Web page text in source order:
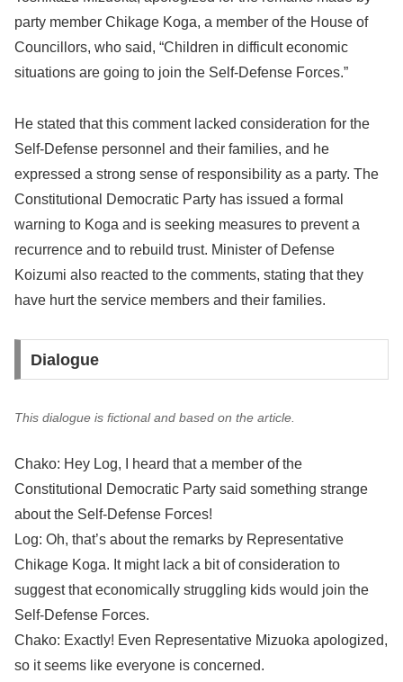
party member Chikage Koga, a member of the House of
Councillors, who said, “Children in difficult economic
situations are going to join the Self-Defense Forces.”
He stated that this comment lacked consideration for the
Self-Defense personnel and their families, and he
expressed a strong sense of responsibility as a party. The
Constitutional Democratic Party has issued a formal
warning to Koga and is seeking measures to prevent a
recurrence and to rebuild trust. Minister of Defense
Koizumi also reacted to the comments, stating that they
have hurt the service members and their families.
Dialogue
This dialogue is fictional and based on the article.
Chako: Hey Log, I heard that a member of the
Constitutional Democratic Party said something strange
about the Self-Defense Forces!
Log: Oh, that’s about the remarks by Representative
Chikage Koga. It might lack a bit of consideration to
suggest that economically struggling kids would join the
Self-Defense Forces.
Chako: Exactly! Even Representative Mizuoka apologized,
so it seems like everyone is concerned.